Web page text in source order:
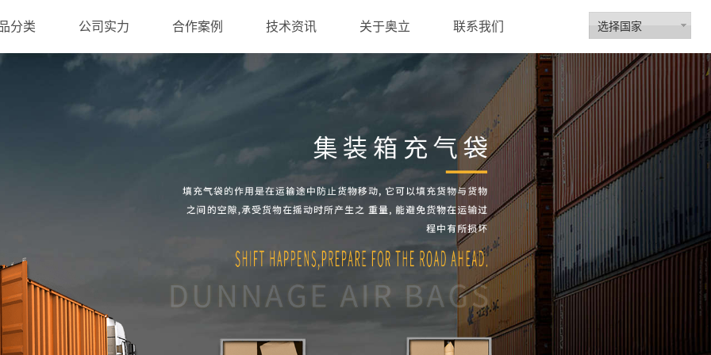
选择国家
分类 公司实力 合作案例 技术资讯 关于奥立 联系我们